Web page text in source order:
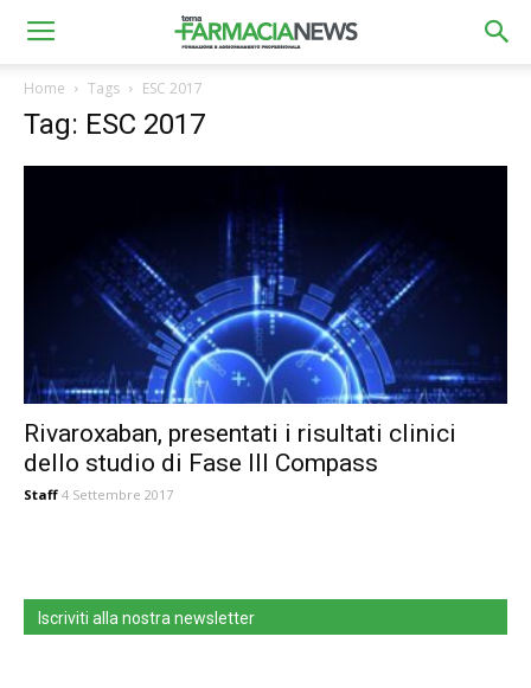
Home Tags ESC 2017
Tag: ESC 2017
Rivaroxaban, presentati i risultati clinici
dello studio di Fase III Compass
Staff 4 Settembre 2017
Iscriviti alla nostra newsletter